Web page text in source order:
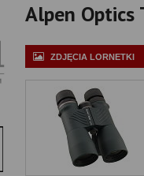
Alpen Optics
ZDJĘCIA LORNETKI